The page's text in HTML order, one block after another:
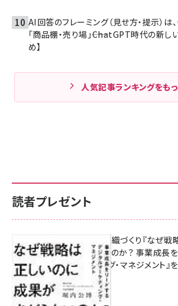
AI回答のフレーミング（見せ方・提示）は
「商品棚・売り場」――ChatGPT時代の新し
め】
人気記事ランキングをも
読者プレゼント
成果を生む組織づくり『なぜ戦
があがらないのか？ 事業成長
マーケティング・マネジメント』
8月7日 10:00